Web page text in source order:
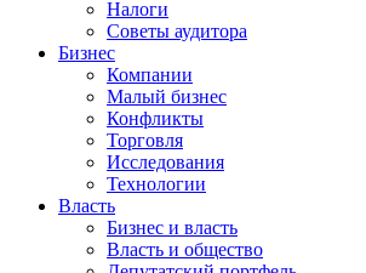
Налоги
Советы аудитора
Бизнес
Компании
Малый бизнес
Конфликты
Торговля
Исследования
Технологии
Власть
Бизнес и власть
Власть и общество